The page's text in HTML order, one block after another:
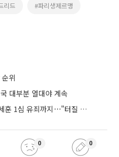
리드 #파리생제르맹
위
대부분 열대야 계속
국민의힘 '멱살 논란'에 오세훈 1심 유죄까지⋯"터질 게 터졌다"
0 0